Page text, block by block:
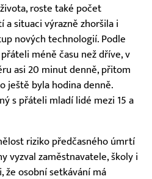
roste také počet
a situaci výrazně zhoršila i
nových technologií. Podle
méně času než dříve, v
asi 20 minut denně, přitom
ještě byla hodina denně.
s přáteli mladí lidé mezi 15 a
riziko předčasného úmrtí
vyzval zaměstnavatele, školy i
že osobní setkávání má